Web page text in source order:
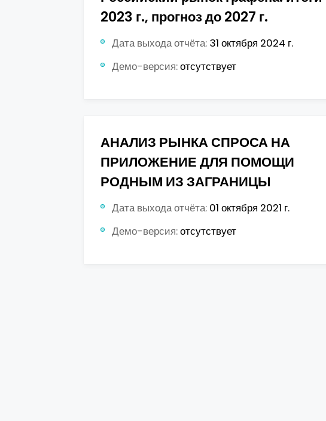
2023 г., прогноз до 2027 г.
Дата выхода отчёта: 31 октября 2024 г.
Демо-версия:отсутствует
АНАЛИЗ РЫНКА СПРОСА НА
ПРИЛОЖЕНИЕ ДЛЯ ПОМОЩИ
РОДНЫМ ИЗ ЗАГРАНИЦЫ
Дата выхода отчёта: 01 октября 2021 г.
Демо-версия:отсутствует